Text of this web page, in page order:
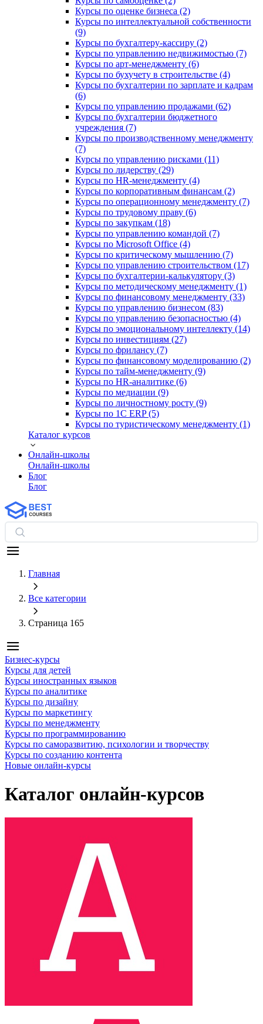
Курсы по оценке бизнеса (2)
Курсы по интеллектуальной собственности
(9)
Курсы по бухгалтеру-кассиру (2)
Курсы по управлению недвижимостью (7)
Курсы по арт-менеджменту (6)
Курсы по бухучету в строительстве (4)
Курсы по бухгалтерии по зарплате и кадрам
(6)
Курсы по управлению продажами (62)
Курсы по бухгалтерии бюджетного
учреждения (7)
Курсы по производственному менеджменту
(7)
Курсы по управлению рисками (11)
Курсы по лидерству (29)
Курсы по HR-менеджменту (4)
Курсы по корпоративным финансам (2)
Курсы по операционному менеджменту (7)
Курсы по трудовому праву (6)
Курсы по закупкам (18)
Курсы по управлению командой (7)
Курсы по Microsoft Office (4)
Курсы по критическому мышлению (7)
Курсы по управлению строительством (17)
Курсы по бухгалтерии-калькулятору (3)
Курсы по методическому менеджменту (1)
Курсы по финансовому менеджменту (33)
Курсы по управлению бизнесом (83)
Курсы по управлению безопасностью (4)
Курсы по эмоциональному интеллекту (14)
Курсы по инвестициям (27)
Курсы по фрилансу (7)
Курсы по финансовому моделированию (2)
Курсы по тайм-менеджменту (9)
Курсы по HR-аналитике (6)
Курсы по медиации (9)
Курсы по личностному росту (9)
Курсы по 1С ERP (5)
Курсы по туристическому менеджменту (1)
Каталог курсов
Онлайн-школы
Онлайн-школы
Блог
Блог
Главная
Все категории
Страница 165
Бизнес-курсы
Курсы для детей
Курсы иностранных языков
Курсы по аналитике
Курсы по дизайну
Курсы по маркетингу
Курсы по менеджменту
Курсы по программированию
Курсы по саморазвитию, психологии и творчеству
Курсы по созданию контента
Новые онлайн‑курсы
Каталог онлайн-курсов